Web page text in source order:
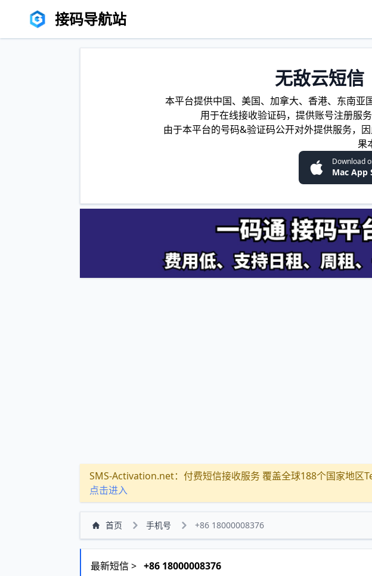
接码导航站
无敌云短
本平台提供中国、美国、加拿大、香港、东南亚
用于在线接收验证码，提供账号注册服
由于本平台的号码&验证码公开对外提供服务，
果
Download
Mac App
SMS-Activation.net：付费短信接收服务 覆盖全球188个国家地
点击进入
首页 手机号 +86 18000008376
最新短信 > +86 18000008376